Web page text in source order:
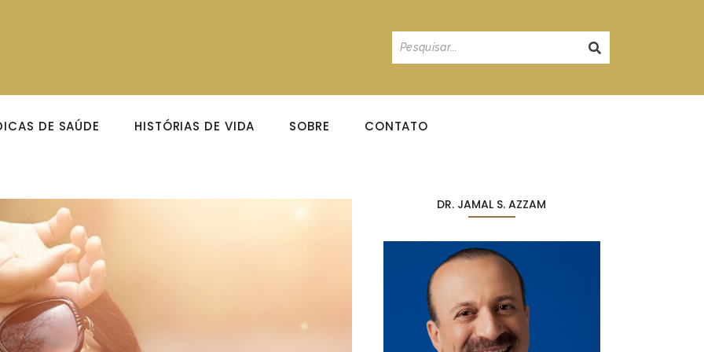
DE SAÚDE HISTÓRIAS DE VIDA SOBRE CONTATO
DR. JAMAL S. AZZAM